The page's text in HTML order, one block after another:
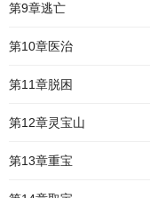
第9章逃亡
第10章医治
第11章脱困
第12章灵宝山
第13章重宝